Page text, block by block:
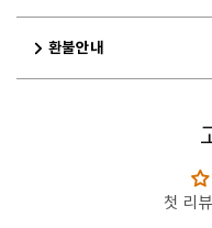
환불안내
첫 리